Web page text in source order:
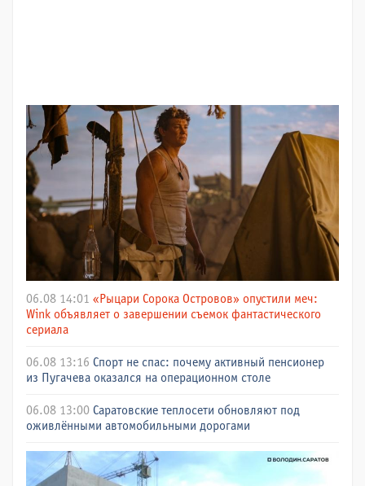
06.08 14:01 «Рыцари Сорока Островов» опустили меч:
Wink объявляет о завершении съемок фантастического
сериала
06.08 13:16 Спорт не спас: почему активный пенсионер
из Пугачева оказался на операционном столе
06.08 13:00 Саратовские теплосети обновляют под
оживлёнными автомобильными дорогами